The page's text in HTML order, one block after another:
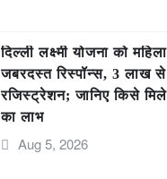
दिल्ली लक्ष्मी योजना को
जबरदस्त रिस्पॉन्स, 3 लाख से
रजिस्ट्रेशन; जानिए किसे
का लाभ
Aug 5, 2026